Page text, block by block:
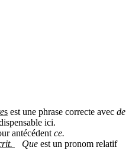
s est une phrase correcte avec de
ici.
antécédent ce.
Que est un pronom relatif